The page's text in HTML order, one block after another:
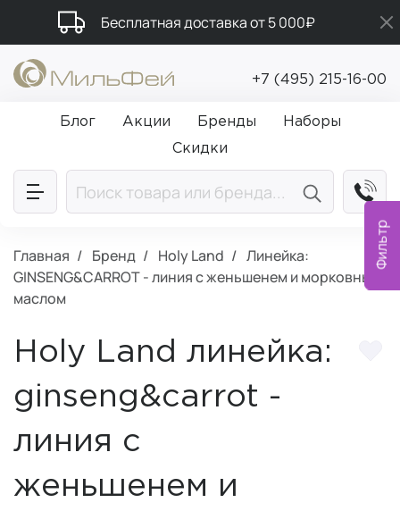
Фильтр
Бесплатная доставка от 5 000₽
Промокод ПРИВЕТ
Подарки в каждый заказ от 5 000₽
+7 (495) 215-16-00
Блог Акции Бренды
Наборы
Скидки
Главная Бренд Holy Land
Линейка:
GINSENG&CARROT - линия с женьшенем и морковным
маслом
Holy Land линейка:
ginseng&carrot -
линия с
женьшенем и